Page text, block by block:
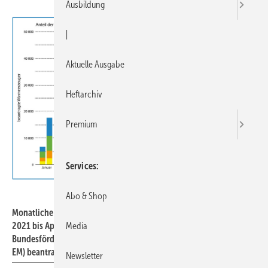
Monatliche Zahl der Wärmeerzeuger, für die beim BAFA von Januar
2021 bis April 2022 eine Förderung im Rahmen der
Bundesförderung für effiziente Gebäude als Einzelmaßnahme (BEG
EM) beantragt worden ist.
Ausbildung
Aktuelle Ausgabe
Heftarchiv
Premium
Services
Abo & Shop
Media
Newsletter